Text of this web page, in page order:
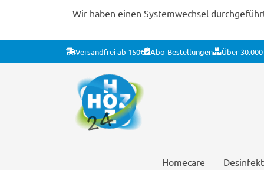
Wir haben einen Systemwechsel
Versandfrei ab 150€ Abo-Bestellungen Über
Homecare